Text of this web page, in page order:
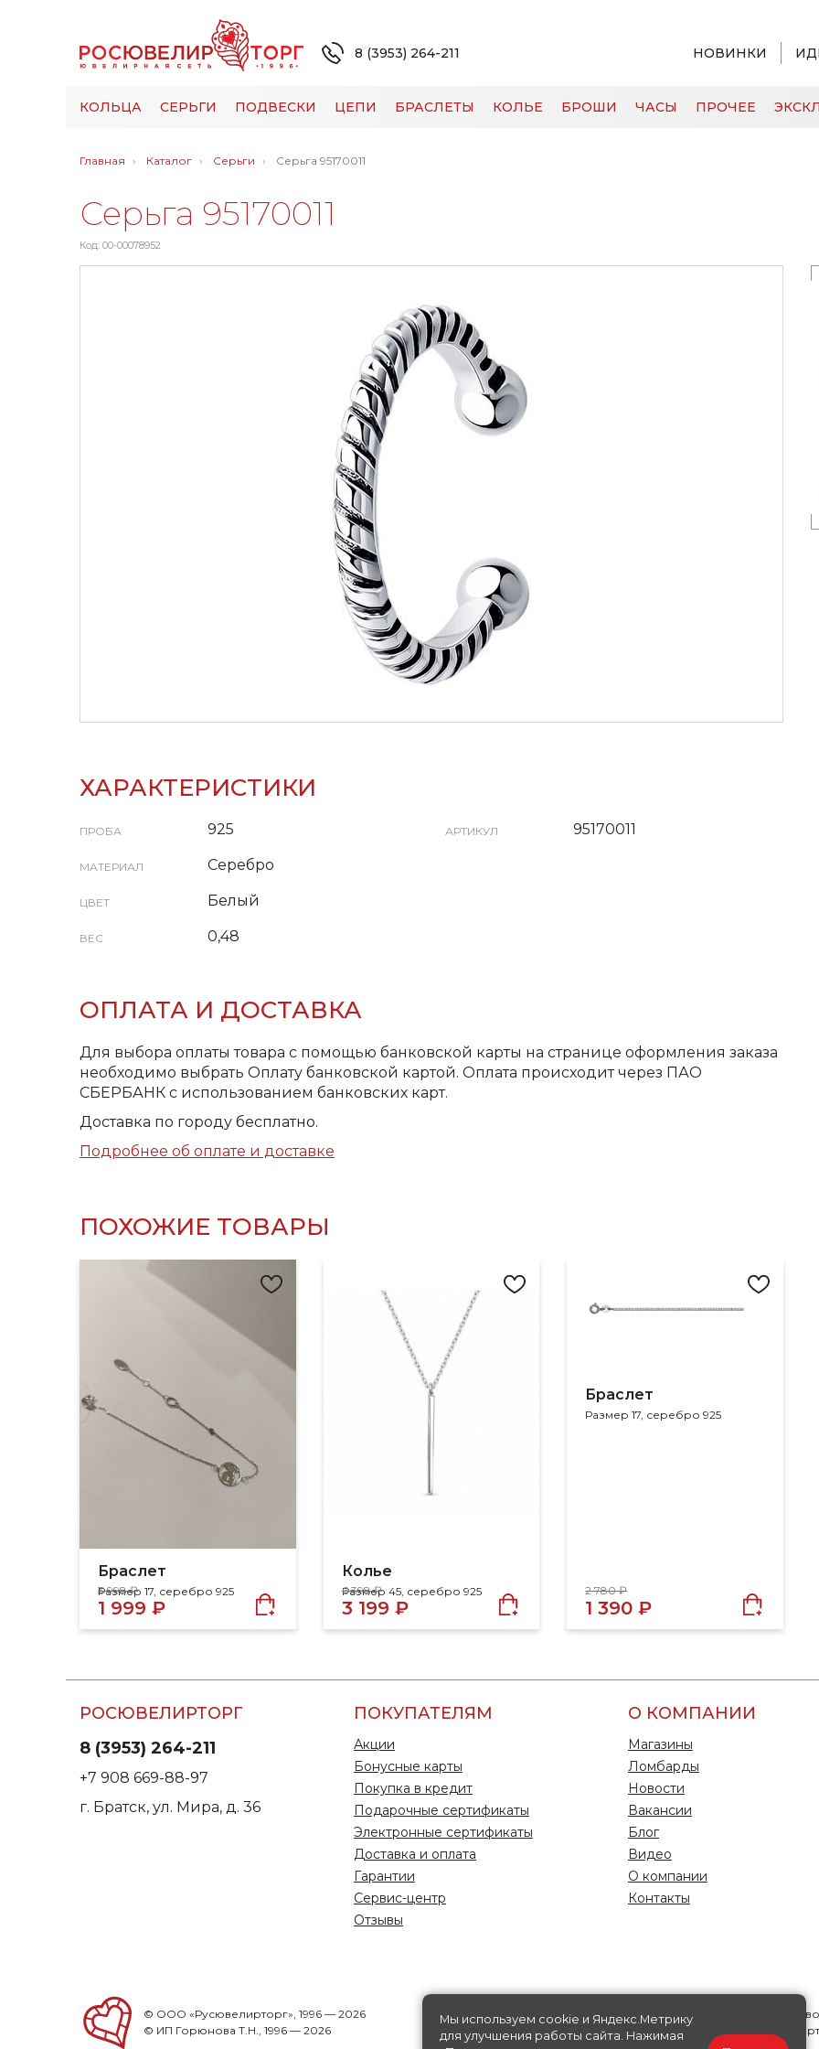
8 (3953) 264-211 НОВИНКИ
КОЛЬЦА СЕРЬГИ ПОДВЕСКИ ЦЕПИ БРАСЛЕТЫ КОЛЬЕ БРОШИ ЧАСЫ ПРОЧЕЕ
Главная Каталог Серьги Серьга 95170011
Серьга 95170011
Код: 00-00078952
ХАРАКТЕРИСТИКИ
ПРОБА 925
МАТЕРИАЛ Серебро
ЦВЕТ Белый
ВЕС 0,48
АРТИКУЛ 95170011
ОПЛАТА И ДОСТАВКА
Для выбора оплаты товара с помощью банковской карты на странице оформления заказа
необходимо выбрать Оплату банковской картой. Оплата происходит через ПАО
СБЕРБАНК с использованием банковских карт.
Доставка по городу бесплатно.
Подробнее об оплате и доставке
ПОХОЖИЕ ТОВАРЫ
Браслет
Размер 17, серебро 925
3 998 ₽
1 999 ₽
Колье
Размер 45, серебро 925
6 398 ₽
3 199 ₽
Браслет
Размер 17, серебро 925
2 780 ₽
1 390 ₽
РОСЮВЕЛИРТОРГ
8 (3953) 264-211
+7 908 669-88-97
г. Братск, ул. Мира, д. 36
ПОКУПАТЕЛЯМ
Акции
Бонусные карты
Покупка в кредит
Подарочные сертификаты
Электронные сертификаты
Доставка и оплата
Гарантии
Сервис-центр
Отзывы
О КОМПАНИИ
Магазины
Ломбарды
Новости
Вакансии
Блог
Видео
О компании
Контакты
© ООО «Русювелирторг», 1996 — 2026
© ИП Горюнова Т.Н., 1996 — 2026
Информация на данной странице носит исключительно
характер, ни при каких условиях не является публичной
Мы используем cookie и Яндекс.Метрику
для улучшения работы сайта. Нажимая